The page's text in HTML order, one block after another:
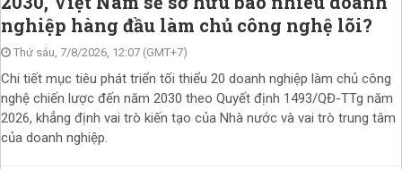
nghiệp hàng đầu làm chủ công nghệ lõi?
Thứ sáu, 7/8/2026, 12:07 (GMT+7)
Chi tiết mục tiêu phát triển tối thiểu 20 doanh nghiệp làm chủ công
nghệ chiến lược đến năm 2030 theo Quyết định 1493/QĐ-TTg năm
2026, khẳng định vai trò kiến tạo của Nhà nước và vai trò trung tâm
của doanh nghiệp.